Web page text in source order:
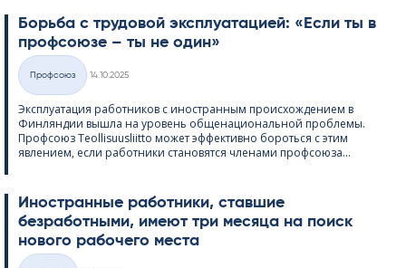
Борьба с трудовой эксплуатацией: «Если ты в
профсоюзе – ты не один»
Категории
Профсоюз
14.10.2025
Эксплуатация работников с иностранным происхождением в
Финляндии вышла на уровень общенациональной проблемы.
Профсоюз Teol­li­suus­liitto может эффективно бороться с этим
явлением, если работники становятся членами профсоюза...
Иностранные работники, ставшие
безработными, имеют три месяца на поиск
нового рабочего места